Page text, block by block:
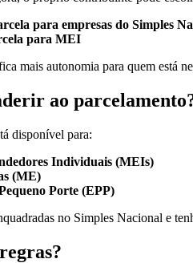
para empresas do Simples
para MEI
mais autonomia para quem está
ao
disponível para:
Individuais (MEIs)
(ME)
Porte (EPP)
no Simples Nacional e